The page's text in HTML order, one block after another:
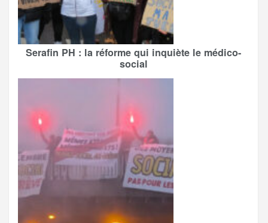
Serafin PH : la réforme qui inquiète le médico-
social